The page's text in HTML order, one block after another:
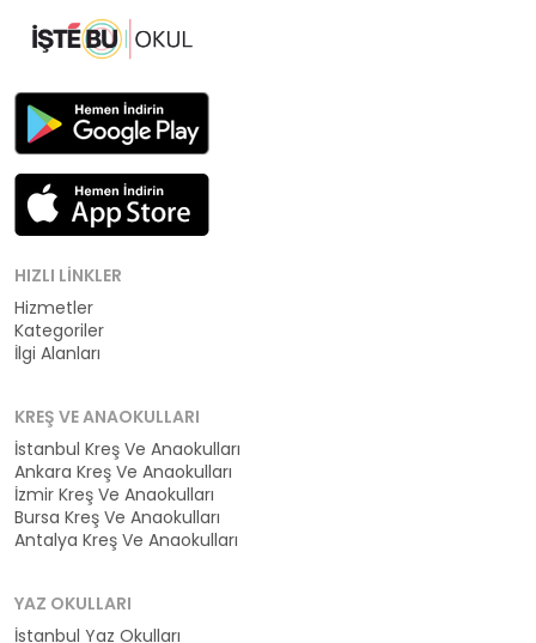
HIZLI LINKLER
Hizmetler
Kategoriler
İlgi Alanları
KREŞ VE ANAOKULLARI
İstanbul Kreş Ve Anaokulları
Ankara Kreş Ve Anaokulları
İzmir Kreş Ve Anaokulları
Bursa Kreş Ve Anaokulları
Antalya Kreş Ve Anaokulları
YAZ OKULLARI
İstanbul Yaz Okulları